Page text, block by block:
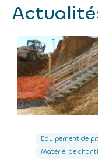
Equipement de
Matériel de